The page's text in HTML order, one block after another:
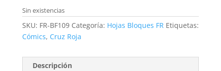
Sin existencias
SKU: FR-BF109 Categoría: Hojas Bloques FR Etiquetas:
Cómics, Cruz Roja
Descripción